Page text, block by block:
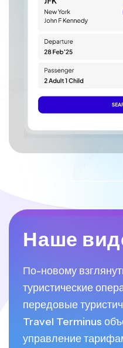
Наше
По-новому
туристические
передовые
Travel Terminus
управление